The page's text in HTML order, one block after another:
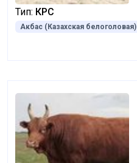
Тип: КРС
Акбас (Казахская белоголовая)